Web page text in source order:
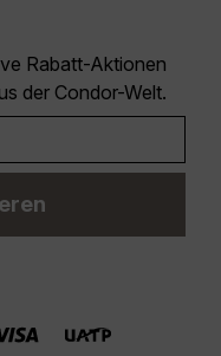
Rabatt-Aktionen
der Condor-Welt.